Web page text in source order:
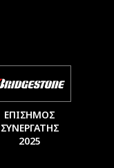
ΕΠΙΣΗΜΟΣ
ΣΥΝΕΡΓΑΤΗΣ
2025